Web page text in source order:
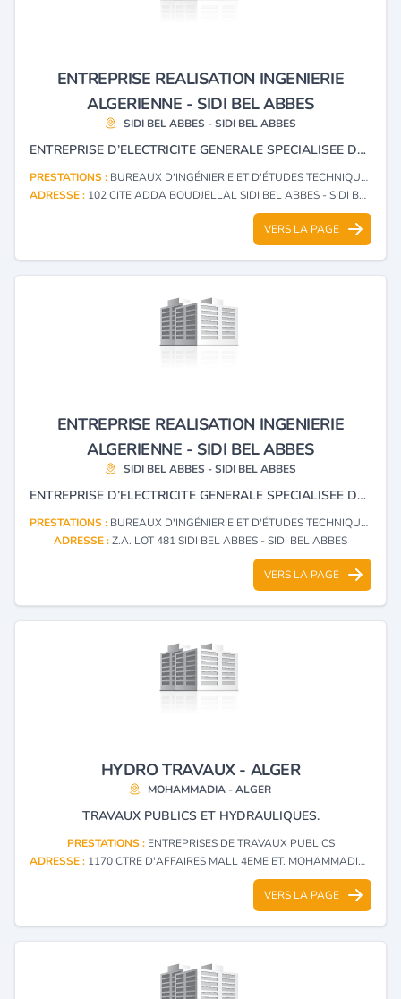
ENTREPRISE REALISATION INGENIERIE
ALGERIENNE - SIDI BEL ABBES
SIDI BEL ABBES - SIDI BEL ABBES
ENTREPRISE D’ELECTRICITE GENERALE SPECIALISEE DANS L’ETUDE, LA REALISATION ET L’INSTALLATION DE RESEAUX INCENDIE, AINSI QUE DANS L’ETUDE ET L’INSTALLATION D’EQUIPEMENTS SOLAIRES ET DE PROJETS INDUSTRIELS.
PRESTATIONS : BUREAUX D'INGÉNIERIE ET D'ÉTUDES TECHNIQUES
ADRESSE : 102 CITE ADDA BOUDJELLAL SIDI BEL ABBES - SIDI BEL ABBES
VERS LA PAGE
ENTREPRISE REALISATION INGENIERIE
ALGERIENNE - SIDI BEL ABBES
SIDI BEL ABBES - SIDI BEL ABBES
ENTREPRISE D’ELECTRICITE GENERALE SPECIALISEE DANS L’ETUDE, LA REALISATION ET L’INSTALLATION DE RESEAUX INCENDIE, AINSI QUE DANS L’ETUDE ET L’INSTALLATION D’EQUIPEMENTS SOLAIRES ET DE PROJETS INDUSTRIELS.
PRESTATIONS : BUREAUX D'INGÉNIERIE ET D'ÉTUDES TECHNIQUES
ADRESSE :Z.A. LOT 481 SIDI BEL ABBES - SIDI BEL ABBES
VERS LA PAGE
HYDRO TRAVAUX - ALGER
MOHAMMADIA - ALGER
TRAVAUX PUBLICS ET HYDRAULIQUES.
PRESTATIONS : ENTREPRISES DE TRAVAUX PUBLICS
ADRESSE : 1170 CTRE D'AFFAIRES MALL 4EME ET. MOHAMMADIA - ALGER
VERS LA PAGE